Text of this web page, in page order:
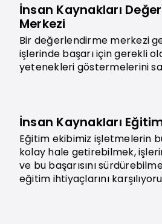
İnsan Kaynakları
Merkezi
Bir değerlendirme merkezi
işlerinde başarı için gerekli
yetenekleri göstermelerini
İnsan Kaynakları
Eğitim ekibimiz işletmelerin
kolay hale getirebilmek,
ve bu başarısını
eğitim ihtiyaçlarını